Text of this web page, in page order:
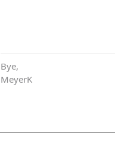
Bye,
MeyerK